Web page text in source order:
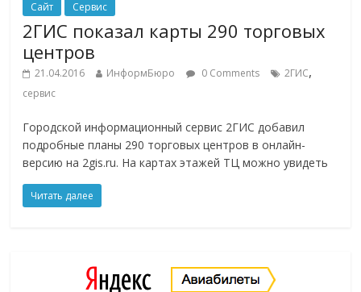
Сайт Сервис
2ГИС показал карты 290 торговых
центров
21.04.2016 ИнформБюро 0 Comments 2ГИС,
сервис
Городской информационный сервис 2ГИС добавил
подробные планы 290 торговых центров в онлайн-
версию на 2gis.ru. На картах этажей ТЦ можно увидеть
Читать далее